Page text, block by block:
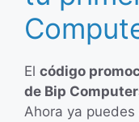
El código
de Bip
Ahora ya